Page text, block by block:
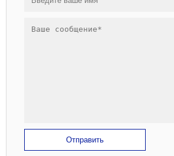
Отправить